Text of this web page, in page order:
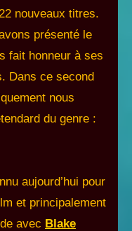
nouveaux titres.
présenté le
fait honneur à ses
Dans ce second
nous
du genre :
aujourd’hui pour
et principalement
avec Blake